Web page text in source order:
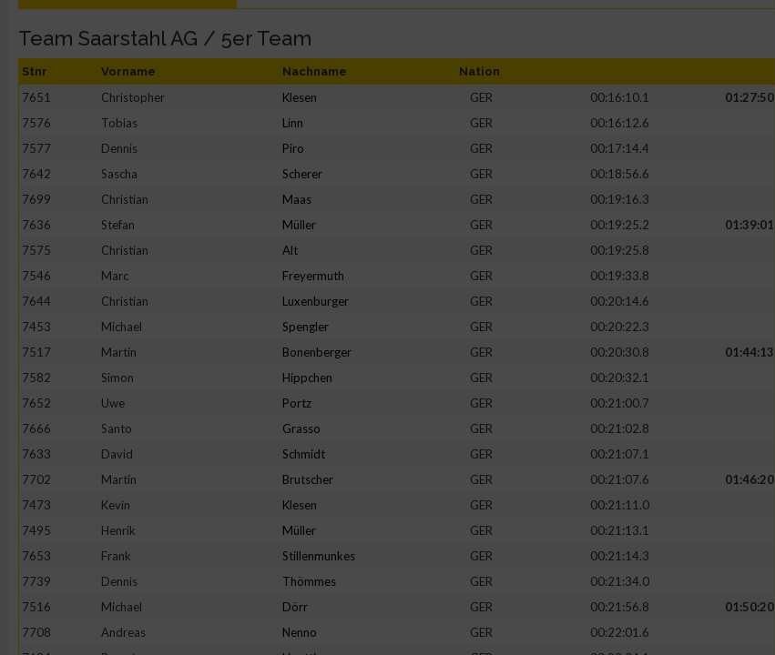
Team Saarstahl AG / 5er Team
Stnr Vorname Nachname Nation
7651 Christopher Klesen GER 00:16:10.1
01:27:50
7576
Tobias Linn GER
00:16:12.6
7577
Dennis Piro GER
00:17:14.4
7642
Sascha Scherer GER
00:18:56.6
7699
Christian Maas GER
00:19:16.3
7636
Stefan Müller GER 00:19:25.2
01:39:01
7575
Christian Alt GER
00:19:25.8
7546
Marc Freyermuth GER
00:19:33.8
7644
Christian Luxenburger GER
00:20:14.6
7453
Michael Spengler GER
00:20:22.3
7517
Martin Bonenberger GER 00:20:30.8
01:44:13
7582
Simon Hippchen GER
00:20:32.1
7652
Uwe Portz GER
00:21:00.7
7666
Santo Grasso GER
00:21:02.8
7633
David Schmidt GER
00:21:07.1
7702
Martin Brutscher GER 00:21:07.6
01:46:20
7473
Kevin Klesen GER
00:21:11.0
7495
Henrik Müller GER
00:21:13.1
7653
Frank Stillenmunkes GER
00:21:14.3
7739
Dennis Thömmes GER
00:21:34.0
7516
Michael Dörr GER 00:21:56.8
01:50:20
7708
Andreas Nenno GER
00:22:01.6